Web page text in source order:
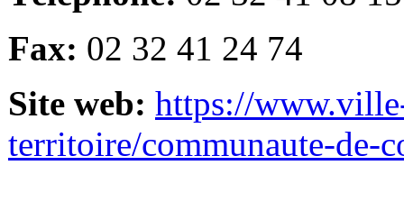
Fax: 02 32 41 24 74
Site web: https://
territoire/communaute-de-